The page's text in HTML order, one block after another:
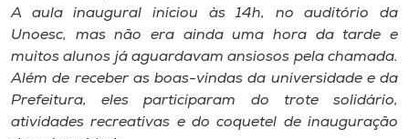
Editora
Rádio
A aula inaugural iniciou às 14h, no auditório da
Unoesc, mas não era ainda uma hora da tarde e
muitos alunos já aguardavam ansiosos pela chamada.
Além de receber as boas-vindas da universidade e da
Prefeitura, eles participaram do trote solidário,
atividades recreativas e do coquetel de inauguração